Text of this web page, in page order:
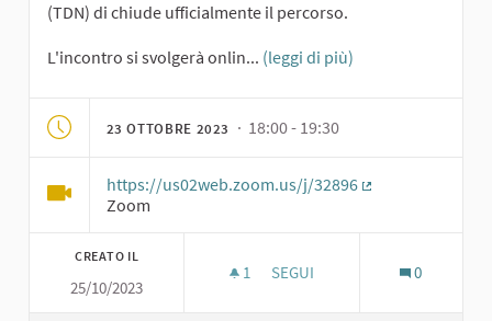
(TDN) di chiude ufficialmente il percorso.
L'incontro si svolgerà onlin... (leggi di più)
23 OTTOBRE 2023 · 18:00 - 19:30
https://us02web.zoom.us/j/32896
Zoom
CREATO IL
25/10/2023
1 1 SOSTENITORI
SEGUI 0